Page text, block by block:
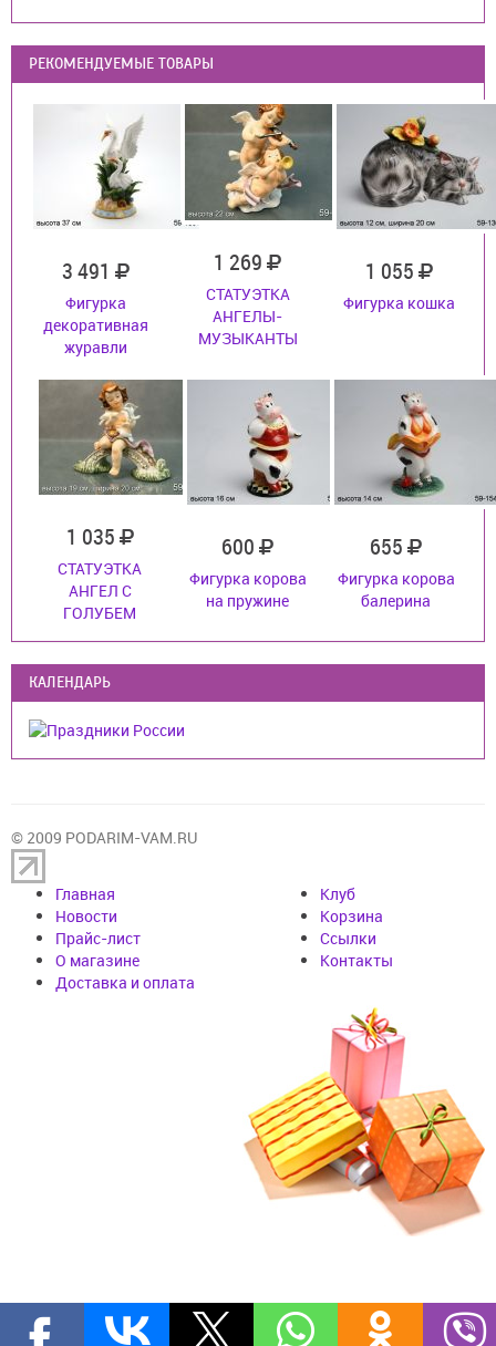
РЕКОМЕНДУЕМЫЕ ТОВАРЫ
3 491
Фигурка
декоративная
журавли
1 269
СТАТУЭТКА
АНГЕЛЫ-
МУЗЫКАНТЫ
1 055
Фигурка кошка
1 035
СТАТУЭТКА
АНГЕЛ С
ГОЛУБЕМ
600
Фигурка корова
на пружине
655
Фигурка корова
балерина
КАЛЕНДАРЬ
© 2009 PODARIM-VAM.RU
Главная
Новости
Прайс-лист
О магазине
Доставка и оплата
Клуб
Корзина
Cсылки
Контакты